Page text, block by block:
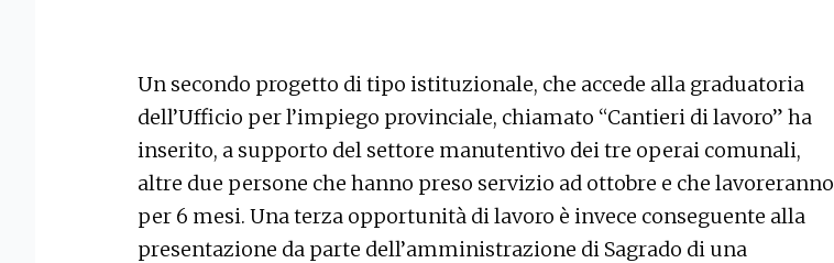
Un secondo progetto di tipo istituzionale, che accede alla graduatoria
dell’Ufficio per l’impiego provinciale, chiamato “Cantieri di lavoro” ha
inserito, a supporto del settore manutentivo dei tre operai comunali,
altre due persone che hanno preso servizio ad ottobre e che lavoreranno
per 6 mesi. Una terza opportunità di lavoro è invece conseguente alla
presentazione da parte dell’amministrazione di Sagrado di una